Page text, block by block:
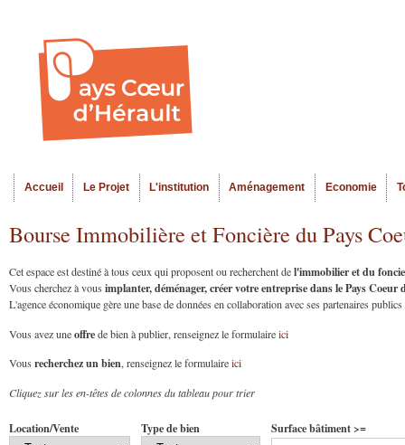
Menu principal
Accueil Le Projet L'institution Aménagement Economie
Bourse Immobilière et Foncière du Pays
Cet espace est destiné à tous ceux qui proposent ou recherchent del'immobilier et du
Vous cherchez à vous implanter, déménager, créer votre entreprise dans le Pays
L'agence économique gère une base de données en collaboration avec ses partenaires
Vous avez uneoffrede bien à publier, renseignez le formulaireici
Vous recherchez un bien, renseignez le formulaireici
Cliquez sur les en-têtes de colonnes du tableau pour trier
Location/Vente Type de bien Surface bâtiment >=